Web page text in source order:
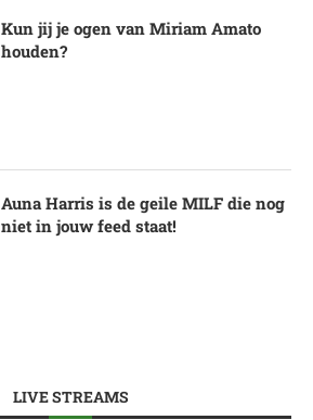
Kun jij je ogen van Miriam Amato
houden?
Auna Harris is de geile MILF die nog
niet in jouw feed staat!
LIVE STREAMS